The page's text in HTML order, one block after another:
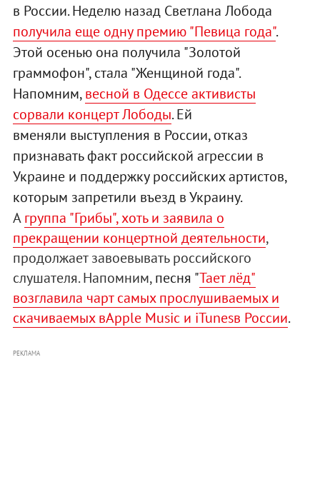
в России. Неделю назад Светлана Лобода
получила еще одну премию "Певица года".
Этой осенью она получила "Золотой
граммофон", стала "Женщиной года".
Напомним,весной в Одессе активисты
сорвали концерт Лободы. Ей
вменяли выступления в России, отказ
признавать факт российской агрессии в
Украине и поддержку российских артистов,
которым запретили въезд в Украину.
Агруппа "Грибы", хоть и заявила о
прекращении концертной деятельности,
продолжает завоевывать российского
слушателя. Напомним,песня "Тает лёд"
возглавила чарт самых прослушиваемых и
скачиваемых вApple Music и iTunesв России.
РЕКЛАМА